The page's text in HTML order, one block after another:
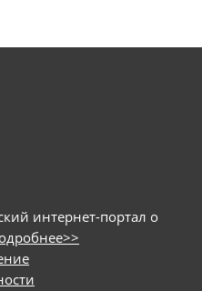
интернет-портал о